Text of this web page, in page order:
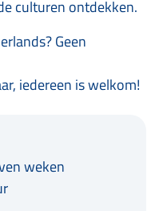
culturen ontdekken.
Geen
iedereen is welkom!
weken